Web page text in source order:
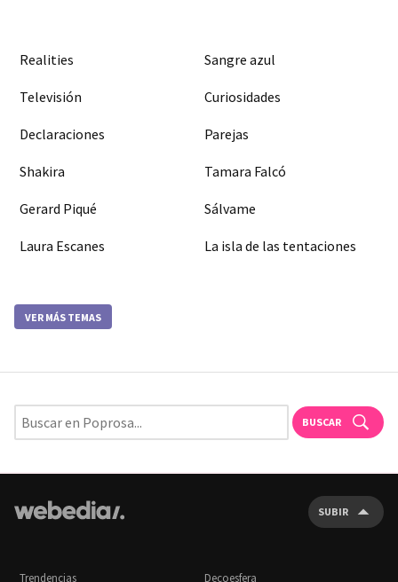
Realities Sangre azul
Televisión Curiosidades
Declaraciones Parejas
Shakira Tamara Falcó
Gerard Piqué Sálvame
Laura Escanes La isla de las tentaciones
VER MÁS TEMAS
BUSCAR
SUBIR
Trendencias Decoesfera